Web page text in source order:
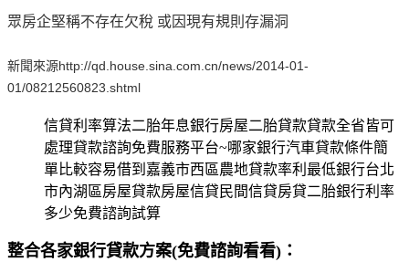
眾房企堅稱不存在欠稅 或因現有規則存漏洞
新聞來源http://qd.house.sina.com.cn/news/2014-01-
01/08212560823.shtml
信貸利率算法二胎年息銀行房屋二胎貸款貸款全省皆可
處理貸款諮詢免費服務平台~哪家銀行汽車貸款條件簡
單比較容易借到嘉義市西區農地貸款率利最低銀行台北
市內湖區房屋貸款房屋信貸民間信貸房貸二胎銀行利率
多少免費諮詢試算
整合各家銀行貸款方案(免費諮詢看看)：